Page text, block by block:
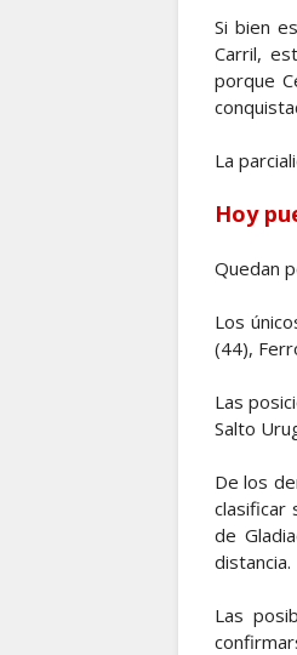
Si bien
Carril,
porque
La
Hoy
Quedan
Los
(44),
Las
Salto
De los
clasificar
de
distancia.
Las